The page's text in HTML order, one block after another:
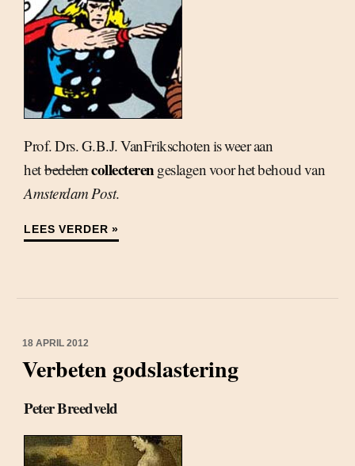
Prof. Drs. G.B.J. VanFrikschoten is weer aan
hetbedelencollecterengeslagen voor het behoud van
Amsterdam Post.
LEES VERDER »
18 APRIL 2012
Verbeten godslastering
Peter Breedveld